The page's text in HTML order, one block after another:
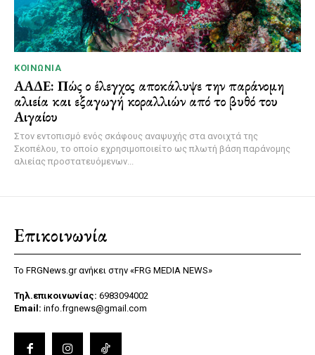
ΚΟΙΝΩΝΊΑ
ΑΑΔΕ: Πώς ο έλεγχος αποκάλυψε την παράνομη
αλιεία και εξαγωγή κοραλλιών από το βυθό του
Αιγαίου
Στον εντοπισμό ενός σκάφους αναψυχής στα ανοιχτά της
Σκοπέλου, το οποίο εχρησιμοποιείτο ως πλωτή βάση παράνομης
αλιείας προστατευόμενων...
Επικοινωνία
Το FRGNews.gr ανήκει στην «FRG MEDIA NEWS»
Τηλ.επικοινωνίας: 6983094002
Email: info.frgnews@gmail.com